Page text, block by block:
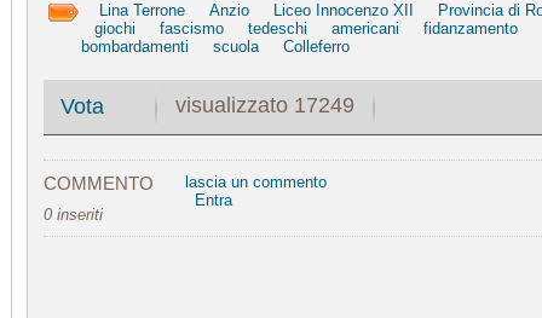
Lina Terrone Anzio Liceo Innocenzo XII
Provincia di
giochi
fascismo tedeschi americani
fidanzamento
bombardamenti
scuola Colleferro
Vota visualizzato 17249
COMMENTO
0 inseriti
lascia un commento
Entra